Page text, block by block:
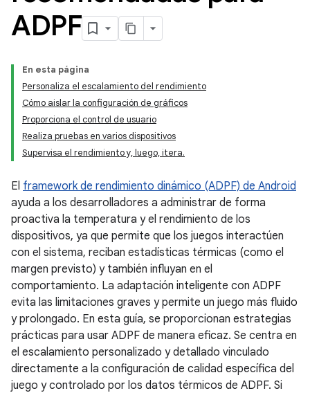
ADPF
En esta página
Personaliza el escalamiento del rendimiento
Cómo aislar la configuración de gráficos
Proporciona el control de usuario
Realiza pruebas en varios dispositivos
Supervisa el rendimiento y, luego, itera.
El framework de rendimiento dinámico (ADPF) de Android
ayuda a los desarrolladores a administrar de forma
proactiva la temperatura y el rendimiento de los
dispositivos, ya que permite que los juegos interactúen
con el sistema, reciban estadísticas térmicas (como el
margen previsto) y también influyan en el
comportamiento. La adaptación inteligente con ADPF
evita las limitaciones graves y permite un juego más fluido
y prolongado. En esta guía, se proporcionan estrategias
prácticas para usar ADPF de manera eficaz. Se centra en
el escalamiento personalizado y detallado vinculado
directamente a la configuración de calidad específica del
juego y controlado por los datos térmicos de ADPF. Si